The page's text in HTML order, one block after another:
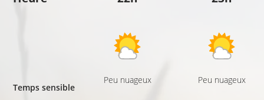
Temps sensible
Peu nuageux Peu nuageux